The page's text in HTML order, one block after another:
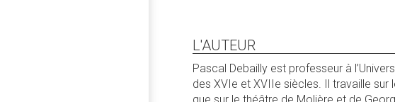
L'AUTEUR
Pascal Debailly est professeur à
des XVIe et XVIIe siècles. Il travaille